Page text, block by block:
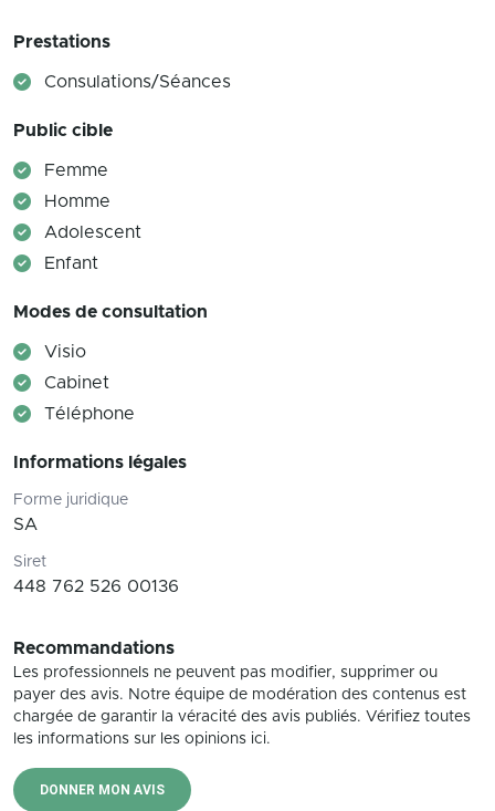
Prestations
Consulations/Séances
Public cible
Femme
Homme
Adolescent
Enfant
Modes de consultation
Visio
Cabinet
Téléphone
Informations légales
Forme juridique
SA
Siret
448 762 526 00136
Recommandations
Les professionnels ne peuvent pas modifier, supprimer ou
payer des avis. Notre équipe de modération des contenus est
chargée de garantir la véracité des avis publiés. Vérifiez toutes
les informations sur les opinions ici.
DONNER MON AVIS